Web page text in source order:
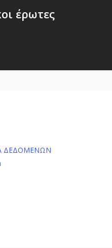
έρωτες
ΔΕΔΟΜΕΝΩΝ